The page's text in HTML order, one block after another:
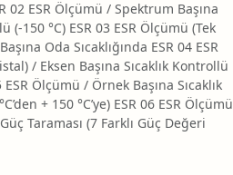
02 ESR Ölçümü / Spektrum Başına
(-150 °C) ESR 03 ESR Ölçümü (Tek
Oda Sıcaklığında ESR 04 ESR
/ Eksen Başına Sıcaklık Kontrollü
ESR Ölçümü / Örnek Başına Sıcaklık
+ 150 °C’ye) ESR 06 ESR Ölçümü
Taraması (7 Farklı Güç Değeri